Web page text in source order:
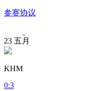
参赛协议
23 五月
KHM
0:3